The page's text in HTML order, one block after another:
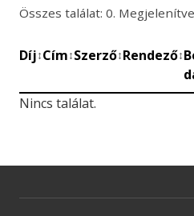
Összes találat: 0.
Díj↕Cím↕Szerző↕Rendező↕
Nincs találat.